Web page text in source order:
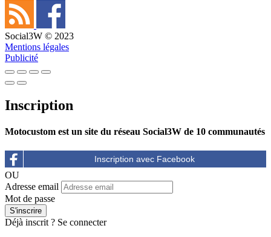
Social3W © 2023
Mentions légales
Publicité
Inscription
Motocustom est un site du réseau Social3W de 10 communautés
OU
Adresse email
Mot de passe
Déjà inscrit ? Se connecter